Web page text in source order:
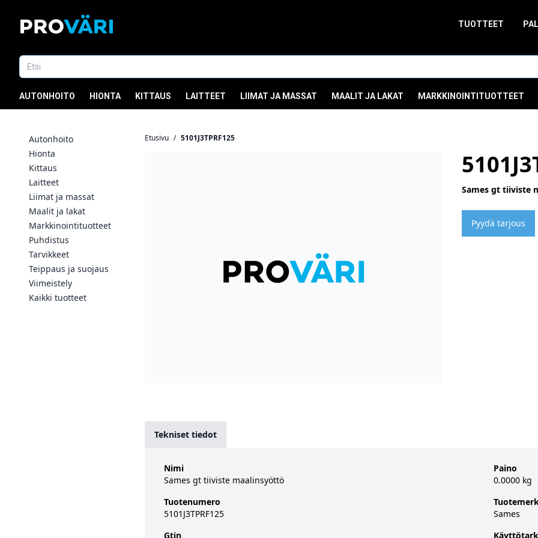
TUOTTEET
AUTONHOITO HIONTA KITTAUS LAITTEET LIIMAT JA MASSAT MAALIT JA LAKAT MARKKINOINTITUOTTEET
Autonhoito
Hionta
Kittaus
Laitteet
Liimat ja massat
Maalit ja lakat
Markkinointituotteet
Puhdistus
Tarvikkeet
Teippaus ja suojaus
Viimeistely
Kaikki tuotteet
Etusivu / 5101J3TPRF125
Sames gt tiiviste
Pyydä tarjous
Tekniset tiedot
Nimi
Sames gt tiiviste maalinsyöttö
Tuotenumero
5101J3TPRF125
Gtin
Paino
0.0000 kg
Sames